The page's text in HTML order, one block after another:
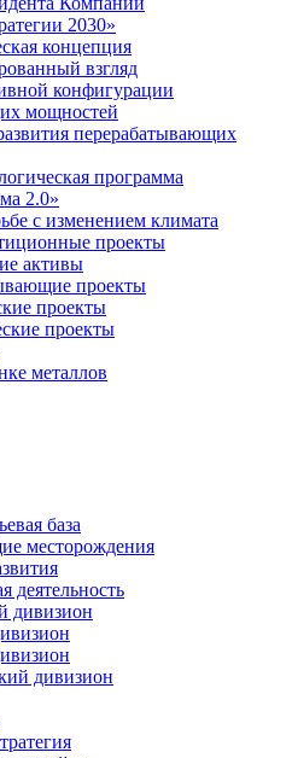
2030»
концепция
взгляд
конфигурации
мощностей
перерабатывающих
программа
2.0»
с изменением климата
проекты
активы
проекты
проекты
проекты
металлов
база
месторождения
деятельность
дивизион
дивизион